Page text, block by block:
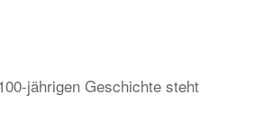
jährigen Geschichte steht